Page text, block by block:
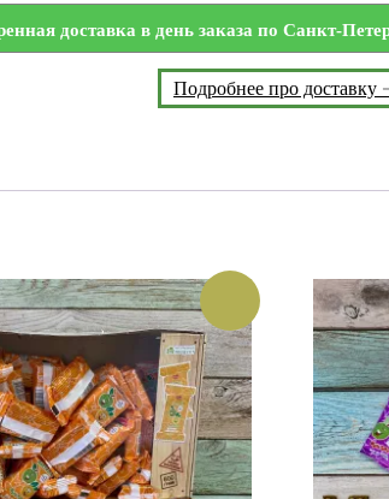
доставка в день заказа по Санкт-
Подробнее про доставку